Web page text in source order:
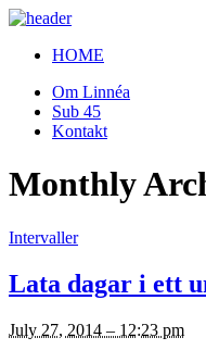
HOME
Om Linnéa
Sub 45
Kontakt
Monthly
Intervaller
Lata dagar i ett
July 27, 2014 – 12:23 pm